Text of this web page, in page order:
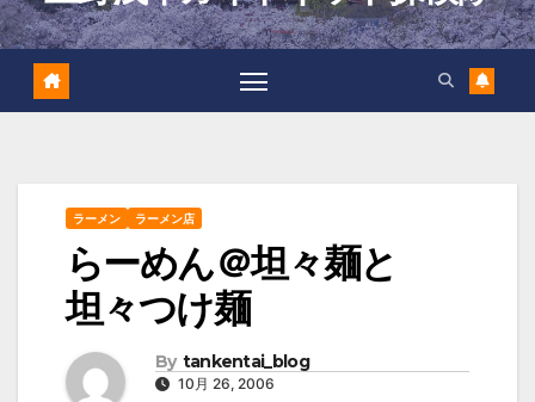
ラーメン ラーメン店
らーめん＠坦々麺と
坦々つけ麺
By tankentai_blog
10月 26, 2006